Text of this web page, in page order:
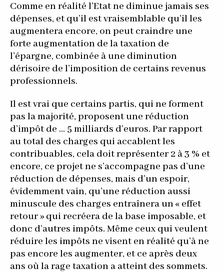
Comme en réalité l’Etat ne diminue jamais ses
dépenses, et qu’il est vraisemblable qu’il les
augmentera encore, on peut craindre une
forte augmentation de la taxation de
l’épargne, combinée à une diminution
dérisoire de l’imposition de certains revenus
professionnels.
Il est vrai que certains partis, qui ne forment
pas la majorité, proposent une réduction
d’impôt de ... 5 milliards d’euros. Par rapport
au total des charges qui accablent les
contribuables, cela doit représenter 2 à 3 % et
encore, ce projet ne s’accompagne pas d’une
réduction de dépenses, mais d’un espoir,
évidemment vain, qu’une réduction aussi
minuscule des charges entraînera un « effet
retour » qui recréera de la base imposable, et
donc d’autres impôts. Même ceux qui veulent
réduire les impôts ne visent en réalité qu’à ne
pas encore les augmenter, et ce après deux
ans où la rage taxation a atteint des sommets.